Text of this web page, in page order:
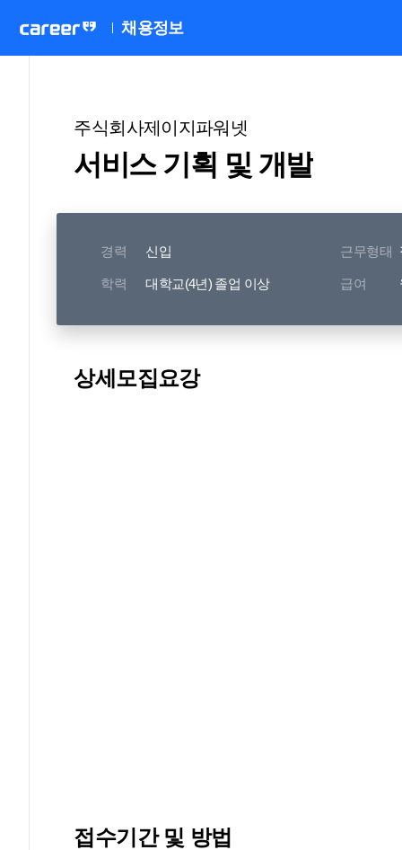
채용정보
주식회사제이지파워넷
서비스 기획 및 개발
경력 신입 근무형태
학력 대학교(4년) 졸업 이상 급여
상세모집요강
접수기간 및 방법